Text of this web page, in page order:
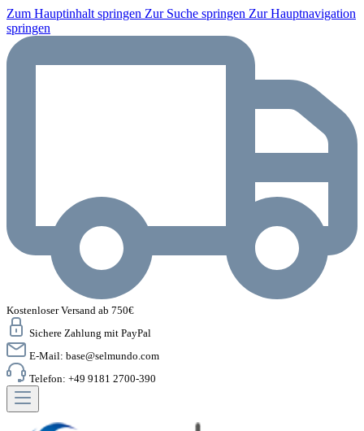
Zum Hauptinhalt springen Zur Suche springen Zur Hauptnavigation
springen
Kostenloser Versand ab 750€
Sichere Zahlung mit PayPal
E-Mail: base@selmundo.com
Telefon: +49 9181 2700-390